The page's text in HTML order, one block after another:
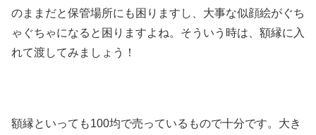
のままだと保管場所にも困りますし、大事な似顔絵がぐち
ゃぐちゃになると困りますよね。そういう時は、額縁に入
れて渡してみましょう！
額縁といっても100均で売っているもので十分です。大き